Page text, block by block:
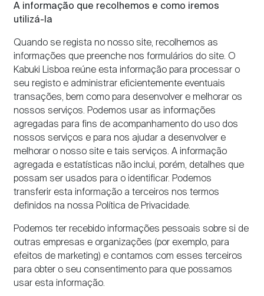
A informação que recolhemos e como iremos
utilizá-la
Quando se regista no nosso site, recolhemos as
informações que preenche nos formulários do site. O
Kabuki Lisboa reúne esta informação para processar o
seu registo e administrar eficientemente eventuais
transações, bem como para desenvolver e melhorar os
nossos serviços. Podemos usar as informações
agregadas para fins de acompanhamento do uso dos
nossos serviços e para nos ajudar a desenvolver e
melhorar o nosso site e tais serviços. A informação
agregada e estatísticas não inclui, porém, detalhes que
possam ser usados para o identificar. Podemos
transferir esta informação a terceiros nos termos
definidos na nossa Política de Privacidade.
Podemos ter recebido informações pessoais sobre si de
outras empresas e organizações (por exemplo, para
efeitos de marketing) e contamos com esses terceiros
para obter o seu consentimento para que possamos
usar esta informação.